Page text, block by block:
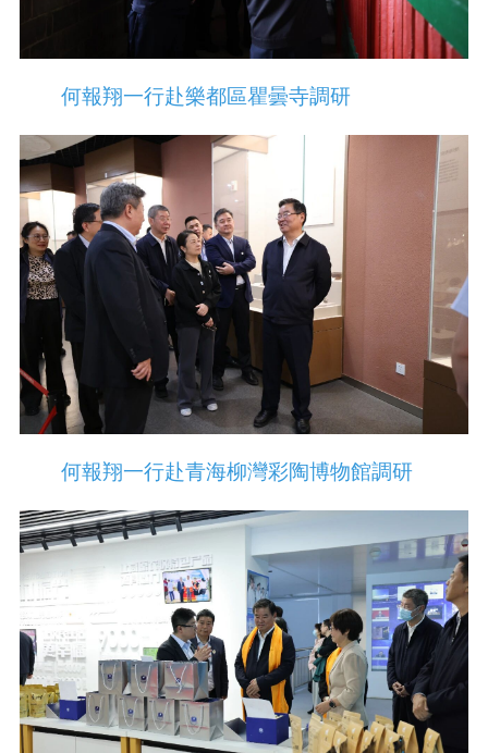
何報翔一行赴樂都區瞿曇寺調研
何報翔一行赴青海柳灣彩陶博物館調研